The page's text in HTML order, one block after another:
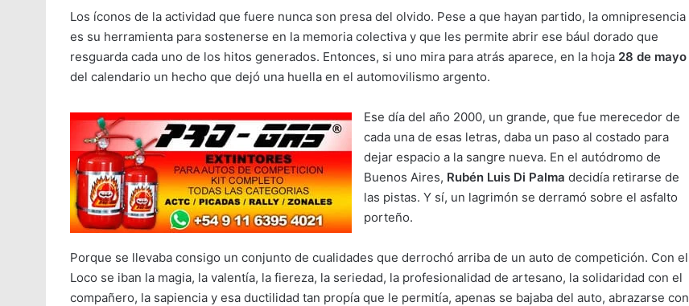
Los íconos de la actividad que fuere nunca son presa del olvido. Pese a que hayan partido, la omnipresencia
es su herramienta para sostenerse en la memoria colectiva y que les permite abrir ese bául dorado que
resguarda cada uno de los hitos generados. Entonces, si uno mira para atrás aparece, en la hoja 28 de mayo
del calendario un hecho que dejó una huella en el automovilismo argento.
Ese día del año 2000, un grande, que fue merecedor de
cada una de esas letras, daba un paso al costado para
dejar espacio a la sangre nueva. En el autódromo de
Buenos Aires, Rubén Luis Di Palma decidía retirarse de
las pistas. Y sí, un lagrimón se derramó sobre el asfalto
porteño.
Porque se llevaba consigo un conjunto de cualidades que derrochó arriba de un auto de competición. Con el
Loco se iban la magia, la valentía, la fiereza, la seriedad, la profesionalidad de artesano, la solidaridad con el
compañero, la sapiencia y esa ductilidad tan propía que le permitía, apenas se bajaba del auto, abrazarse con